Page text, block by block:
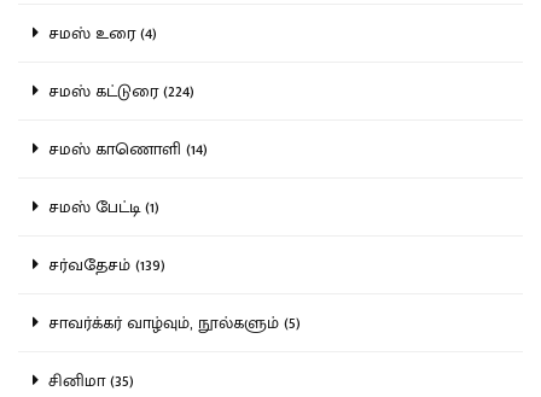
சமஸ் உரை (4)
சமஸ் கட்டுரை (224)
சமஸ் காணொளி (14)
சமஸ் பேட்டி (1)
சர்வதேசம் (139)
சாவர்க்கர் வாழ்வும், நூல்களும் (5)
சினிமா (35)